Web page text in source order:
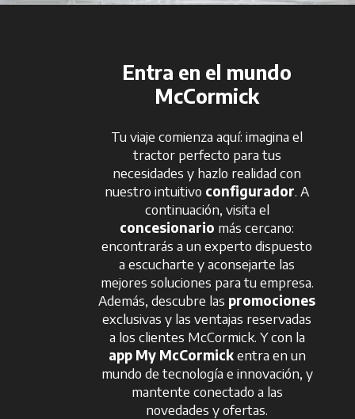
Entra en el mundo
McCormick
Tu viaje comienza aquí: imagina el
tractor perfecto para tus
necesidades y hazlo realidad con
nuestro intuitivo configurador. A
continuación, visita el
concesionario más cercano:
encontrarás a un experto dispuesto
a escucharte y aconsejarte las
mejores soluciones para tu empresa.
Además, descubre las promociones
exclusivas y las ventajas reservadas
a los clientes McCormick. Y con la
app My McCormickentra en un
mundo de tecnología e innovación, y
mantente conectado a las
novedades y ofertas.